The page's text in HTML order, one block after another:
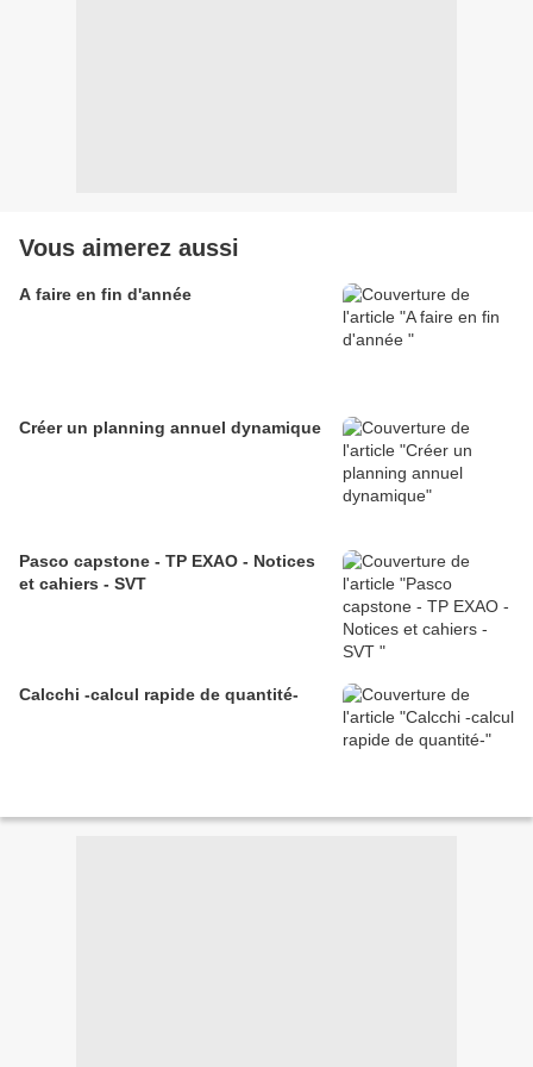
Vous aimerez aussi
A faire en fin d'année
Créer un planning annuel dynamique
Pasco capstone - TP EXAO - Notices
et cahiers - SVT
Calcchi -calcul rapide de quantité-